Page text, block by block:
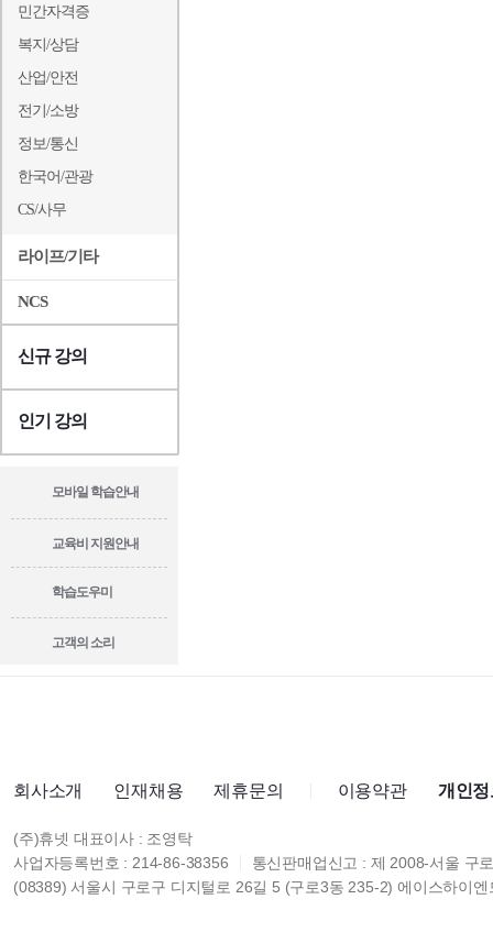
민간자격증
복지/상담
산업/안전
전기/소방
정보/통신
한국어/관광
CS/사무
라이프/기타
NCS
신규 강의
인기 강의
모바일 학습안내
교육비 지원안내
학습도우미
고객의 소리
회사소개 인재채용 제휴문의 이용약관 개인
(주)휴넷 대표이사 : 조영탁
사업자등록번호 : 214-86-38356
통신판매업신고 : 제 2008-서울 구
(08389) 서울시 구로구 디지털로 26길 5 (구로3동 235-2) 에이스하이